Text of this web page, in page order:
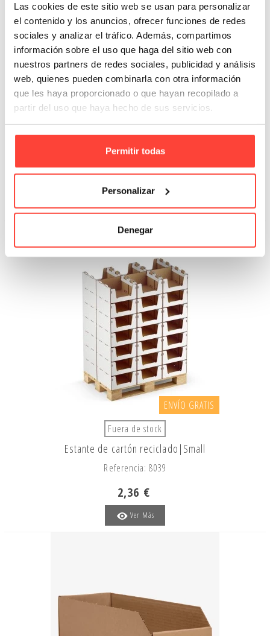
Las cookies de este sitio web se usan para personalizar
el contenido y los anuncios, ofrecer funciones de redes
sociales y analizar el tráfico. Además, compartimos
información sobre el uso que haga del sitio web con
nuestros partners de redes sociales, publicidad y análisis
web, quienes pueden combinarla con otra información
que les haya proporcionado o que hayan recopilado a
partir del uso que haya hecho de sus servicios.
Permitir todas
Personalizar
Denegar
Pack de Mudanza para Oficina |
Pequeño (10 cajas)
Referencia: P7
ENVÍO GRATIS
Fuera de stock
Estante de cartón reciclado|Small
Referencia: 8039
2,36 €
Ver Más